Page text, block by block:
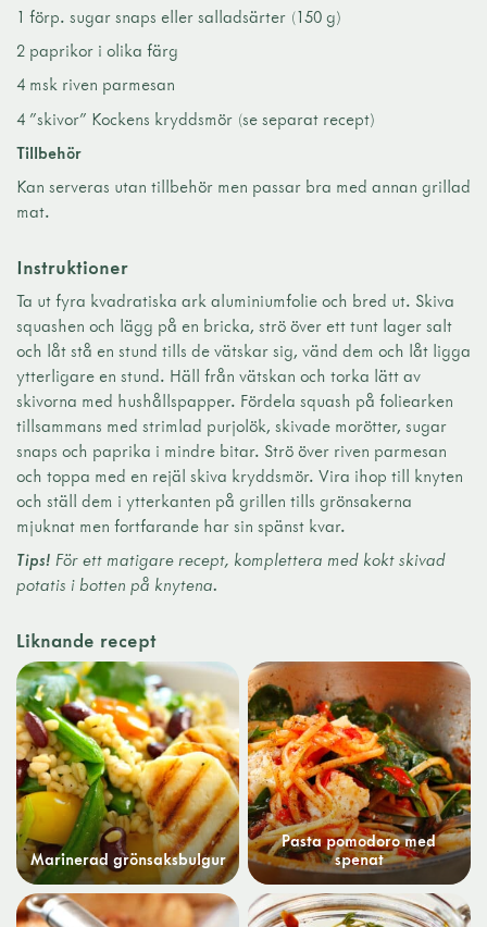
1 förp. sugar snaps eller salladsärter (150 g)
2 paprikor i olika färg
4 msk riven parmesan
4 ”skivor” Kockens kryddsmör (se separat recept)
Tillbehör
Kan serveras utan tillbehör men passar bra med annan grillad
mat.
Instruktioner
Ta ut fyra kvadratiska ark aluminiumfolie och bred ut. Skiva
squashen och lägg på en bricka, strö över ett tunt lager salt
och låt stå en stund tills de vätskar sig, vänd dem och låt ligga
ytterligare en stund. Häll från vätskan och torka lätt av
skivorna med hushållspapper. Fördela squash på foliearken
tillsammans med strimlad purjolök, skivade morötter, sugar
snaps och paprika i mindre bitar. Strö över riven parmesan
och toppa med en rejäl skiva kryddsmör. Vira ihop till knyten
och ställ dem i ytterkanten på grillen tills grönsakerna
mjuknat men fortfarande har sin spänst kvar.
Tips! För ett matigare recept, komplettera med kokt skivad
potatis i botten på knytena.
Liknande recept
Marinerad grönsaksbulgur
Pasta pomodoro med
spenat